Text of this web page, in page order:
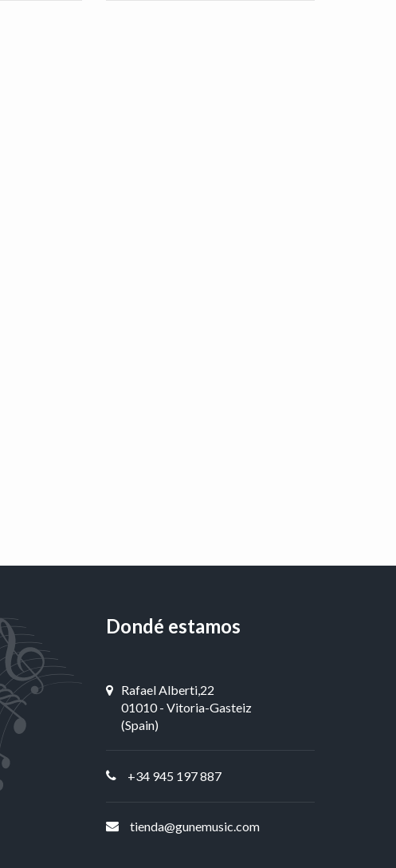
Dondé estamos
Rafael Alberti,22
01010 - Vitoria-Gasteiz
(Spain)
+34 945 197 887
tienda@gunemusic.com